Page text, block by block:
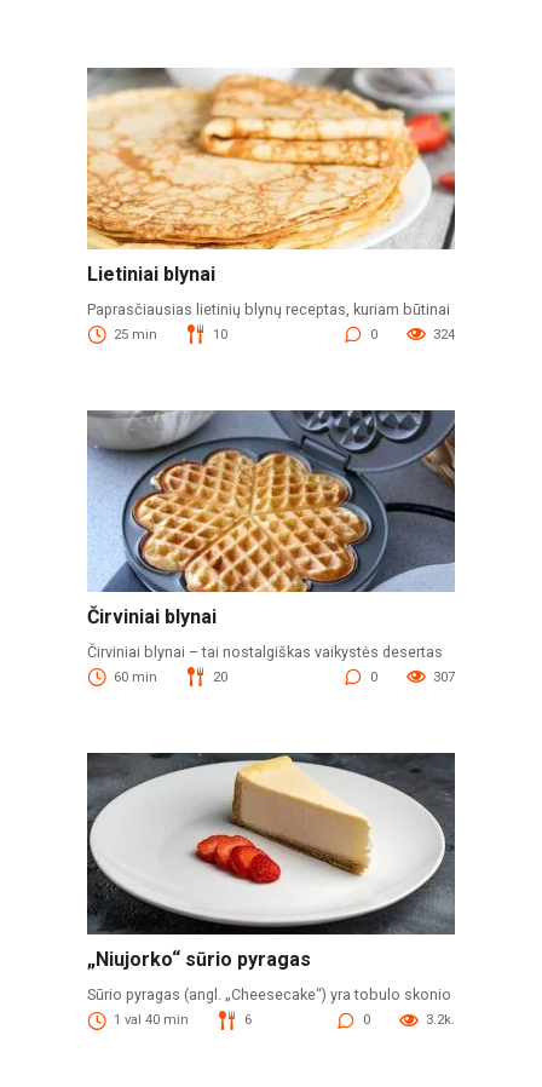
Lietiniai blynai
Paprasčiausias lietinių blynų receptas, kuriam būtinai
25 min 10 0 324
Čirviniai blynai
Čirviniai blynai – tai nostalgiškas vaikystės desertas
60 min 20 0 307
„Niujorko“ sūrio pyragas
Sūrio pyragas (angl. „Cheesecake“) yra tobulo skonio
1 val 40 min 6 0 3.2k.